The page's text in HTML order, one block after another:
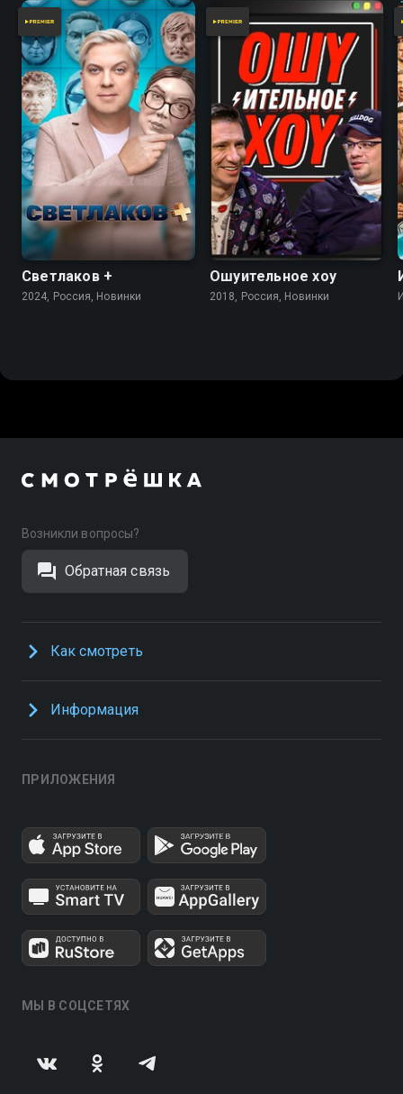
Светлаков +
2024, Россия, Новинки
Ошуительное хоу
2018, Россия, Новинки
Возникли вопросы?
Обратная связь
Как смотреть
Информация
ПРИЛОЖЕНИЯ
МЫ В СОЦСЕТЯХ